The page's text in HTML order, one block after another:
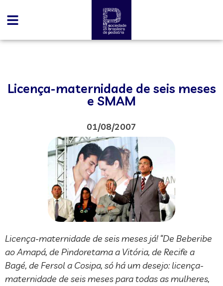
Licença-maternidade de seis meses
e SMAM
01/08/2007
Licença-maternidade de seis meses já! “De Beberibe
ao Amapá, de Pindoretama a Vitória, de Recife a
Bagé, de Fersol a Cosipa, só há um desejo: licença-
maternidade de seis meses para todas as mulheres,